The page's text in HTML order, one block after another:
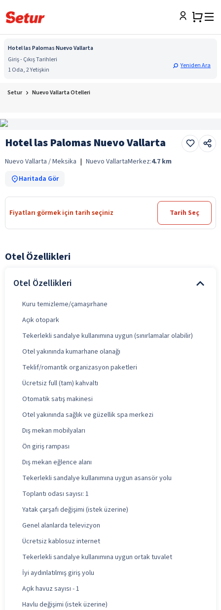
Hotel las Palomas Nuevo Vallarta
Giriş - Çıkış Tarihleri
1 Oda, 2 Yetişkin
Yeniden Ara
Setur Nuevo Vallarta Otelleri
Hotel las Palomas Nuevo Vallarta
Nuevo Vallarta / Meksika | Nuevo VallartaMerkez:4.7 km
Haritada Gör
Fiyatları görmek için tarih seçiniz Tarih Seç
Otel Özellikleri
Otel Özellikleri
Kuru temizleme/çamaşırhane
Açık otopark
Tekerlekli sandalye kullanımına uygun (sınırlamalar olabilir)
Otel yakınında kumarhane olanağı
Teklif/romantik organizasyon paketleri
Ücretsiz full (tam) kahvaltı
Otomatik satış makinesi
Otel yakınında sağlık ve güzellik spa merkezi
Dış mekan mobilyaları
Ön giriş rampası
Dış mekan eğlence alanı
Tekerlekli sandalye kullanımına uygun asansör yolu
Toplantı odası sayısı: 1
Yatak çarşafı değişimi (istek üzerine)
Genel alanlarda televizyon
Ücretsiz kablosuz internet
Tekerlekli sandalye kullanımına uygun ortak tuvalet
İyi aydınlatılmış giriş yolu
Açık havuz sayısı - 1
Havlu değişimi (istek üzerine)